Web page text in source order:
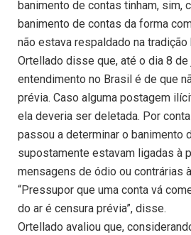
banimento de contas tinham, sim,
banimento de contas da forma
não estava respaldado na tradição
Ortellado disse que, até o dia 8 de
entendimento no Brasil é de que
prévia. Caso alguma postagem
ela deveria ser deletada. Por
passou a determinar o banimento
supostamente estavam ligadas à
mensagens de ódio ou contrárias
“Pressupor que uma conta vá
do ar é censura prévia”, disse.
Ortellado avaliou que,